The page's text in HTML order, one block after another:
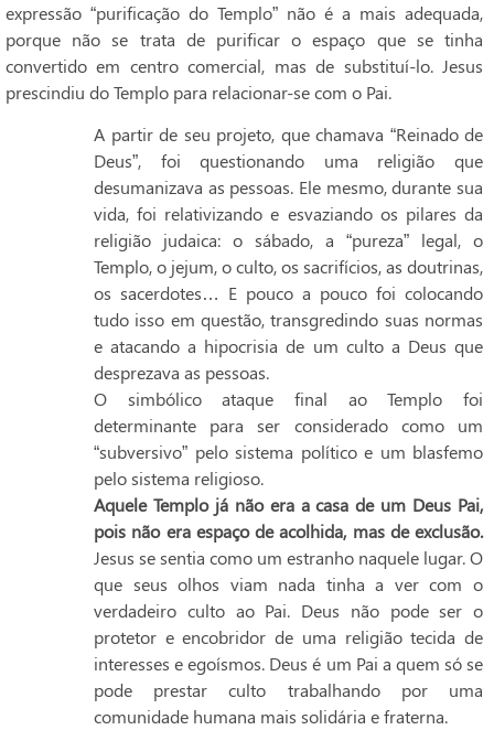
expressão “purificação do Templo” não é a mais adequada,
porque não se trata de purificar o espaço que se tinha
convertido em centro comercial, mas de substituí-lo. Jesus
prescindiu do Templo para relacionar-se com o Pai.
A partir de seu projeto, que chamava “Reinado de
Deus”, foi questionando uma religião que
desumanizava as pessoas. Ele mesmo, durante sua
vida, foi relativizando e esvaziando os pilares da
religião judaica: o sábado, a “pureza” legal, o
Templo, o jejum, o culto, os sacrifícios, as doutrinas,
os sacerdotes… E pouco a pouco foi colocando
tudo isso em questão, transgredindo suas normas
e atacando a hipocrisia de um culto a Deus que
desprezava as pessoas.
O simbólico ataque final ao Templo foi
determinante para ser considerado como um
“subversivo” pelo sistema político e um blasfemo
pelo sistema religioso.
Aquele Templo já não era a casa de um Deus Pai,
pois não era espaço de acolhida, mas de exclusão.
Jesus se sentia como um estranho naquele lugar. O
que seus olhos viam nada tinha a ver com o
verdadeiro culto ao Pai. Deus não pode ser o
protetor e encobridor de uma religião tecida de
interesses e egoísmos. Deus é um Pai a quem só se
pode prestar culto trabalhando por uma
comunidade humana mais solidária e fraterna.